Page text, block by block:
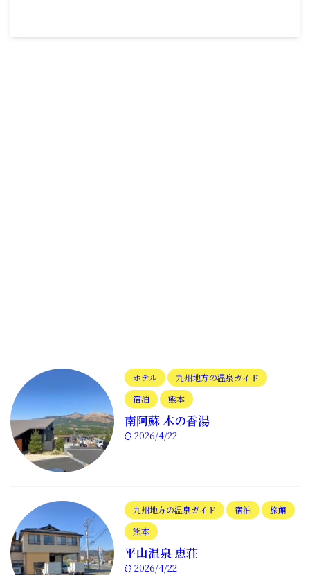
ホテル
九州地方の温泉ガイド
宿泊
熊本
南阿蘇 木の香湯
2026/4/22
九州地方の温泉ガイド 宿泊
旅館
熊本
平山温泉 恵荘
2026/4/22